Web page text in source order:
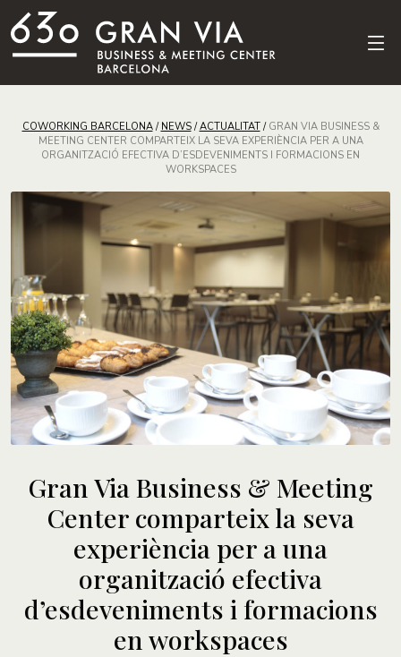
COWORKING BARCELONA/ NEWS/ACTUALITAT/ GRAN VIA BUSINESS &
MEETING CENTER COMPARTEIX LA SEVA EXPERIÈNCIA PER A UNA
ORGANITZACIÓ EFECTIVA D’ESDEVENIMENTS I FORMACIONS EN
WORKSPACES
Gran Via Business & Meeting
Center comparteix la seva
experiència per a una
organització efectiva
d’esdeveniments i formacions
en workspaces